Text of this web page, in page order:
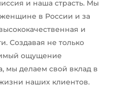
и наша страсть. Мы
в России и за
и
Создавая не только
ощущение
мы делаем свой вклад в
наших клиентов.